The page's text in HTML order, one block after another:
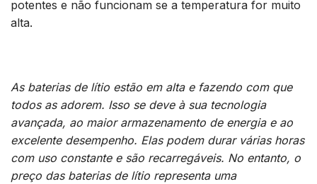
potentes e não funcionam se a temperatura for muito
alta.
As baterias de lítio estão em alta e fazendo com que
todos as adorem. Isso se deve à sua tecnologia
avançada, ao maior armazenamento de energia e ao
excelente desempenho. Elas podem durar várias horas
com uso constante e são recarregáveis. No entanto, o
preço das baterias de lítio representa uma